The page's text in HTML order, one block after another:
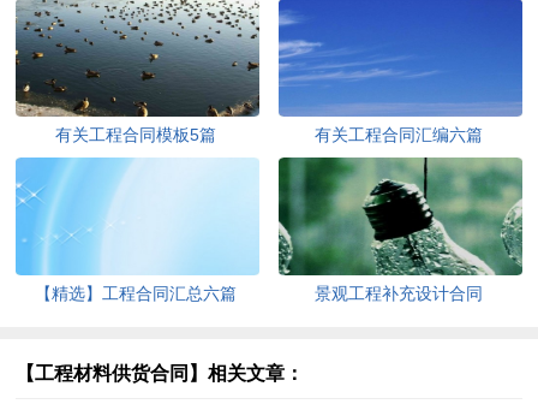
有关工程合同模板5篇 有关工程合同汇编六篇
【精选】工程合同汇总六篇 景观工程补充设计合同
【工程材料供货合同】相关文章：